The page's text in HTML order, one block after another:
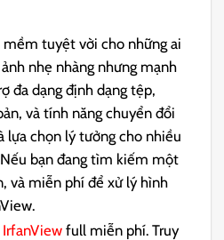
tuyệt vời cho những ai
nhẹ nhàng nhưng mạnh
đa dạng định dạng tệp,
và tính năng chuyển đổi
lựa chọn lý tưởng cho nhiều
bạn đang tìm kiếm một
và miễn phí để xử lý hình
IrfanView full miễn phí. Truy